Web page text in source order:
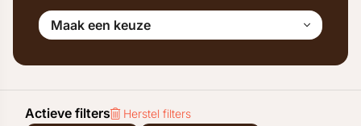
Maak een keuze
Actieve filters
Herstel filters